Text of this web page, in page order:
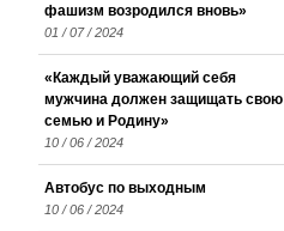
фашизм возродился вновь»
01 / 07 / 2024
«Каждый уважающий себя
мужчина должен защищать свою
семью и Родину»
10 / 06 / 2024
Автобус по выходным
10 / 06 / 2024